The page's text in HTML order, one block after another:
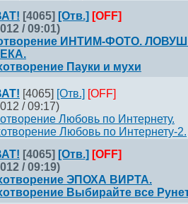
[4065] [Отв.] [OFF]
/ 09:01)
ИНТИМ-ФОТО.
Пауки и мухи
[4065] [Отв.] [OFF]
/ 09:17)
Любовь по Интернету.
Любовь по Интернету-2.
[4065] [Отв.] [OFF]
/ 09:19)
ЭПОХА ВИРТА.
Выбирайте все